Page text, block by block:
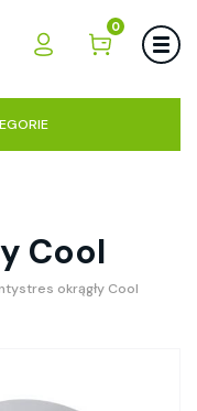
0
Cool
okrągły Cool